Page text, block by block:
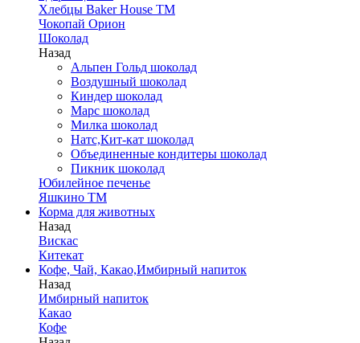
Хлебцы Baker House ТМ
Чокопай Орион
Шоколад
Назад
Альпен Гольд шоколад
Воздушный шоколад
Киндер шоколад
Марс шоколад
Милка шоколад
Натс,Кит-кат шоколад
Объединенные кондитеры шоколад
Пикник шоколад
Юбилейное печенье
Яшкино ТМ
Корма для животных
Назад
Вискас
Китекат
Кофе, Чай, Какао,Имбирный напиток
Назад
Имбирный напиток
Какао
Кофе